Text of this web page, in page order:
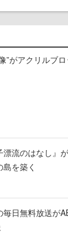
”がアクリルブ
流のはなし』
を築く
日無料放送が